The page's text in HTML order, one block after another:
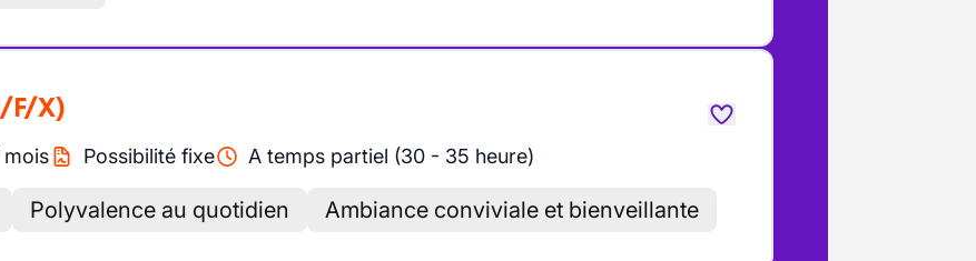
F/X)
mois Possibilité fixe A temps partiel (30 - 35 heure)
Polyvalence au quotidien Ambiance conviviale et bienveillante